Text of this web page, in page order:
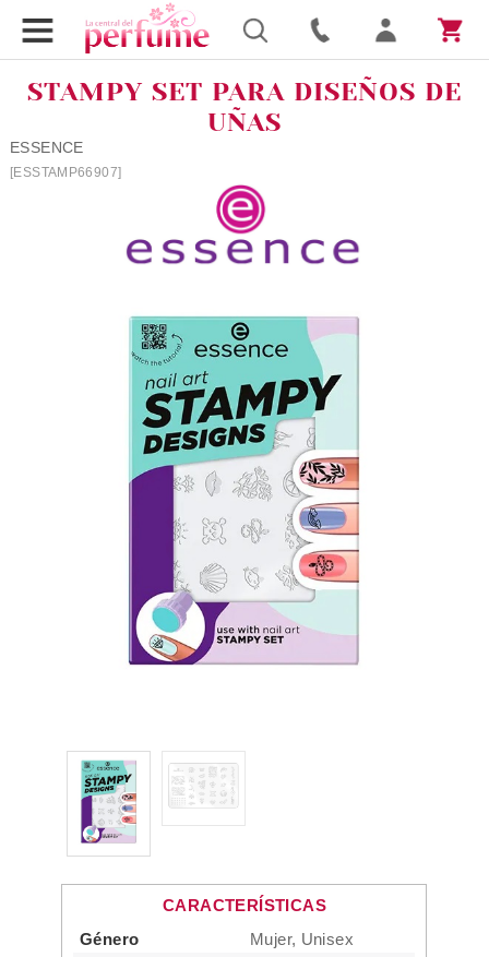
STAMPY SET PARA DISEÑOS DE
UÑAS
ESSENCE
[ESSTAMP66907]
CARACTERÍSTICAS
Género
Mujer, Unisex